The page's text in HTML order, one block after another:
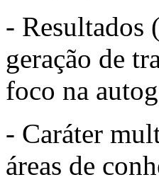
- Resultados
geração de
foco na
- Caráter
áreas de